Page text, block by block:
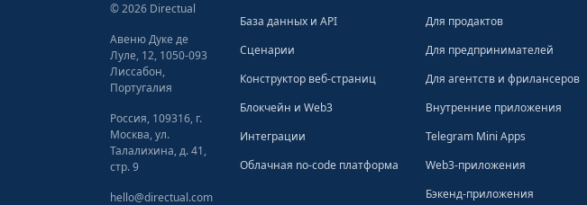
© 2026 Directual
Авеню Дуке де
Луле, 12, 1050-093
Лиссабон,
Португалия
Россия, 109316, г.
Москва, ул.
Талалихина, д. 41,
стр. 9
hello@directual.com
База данных и API
Сценарии
Конструктор веб-страниц
Блокчейн и Web3
Интеграции
Облачная no-code платформа
Для продактов
Для предпринимателей
Для агентств и фрилансеров
Внутренние приложения
Telegram Mini Apps
Web3-приложения
Бэкенд-приложения